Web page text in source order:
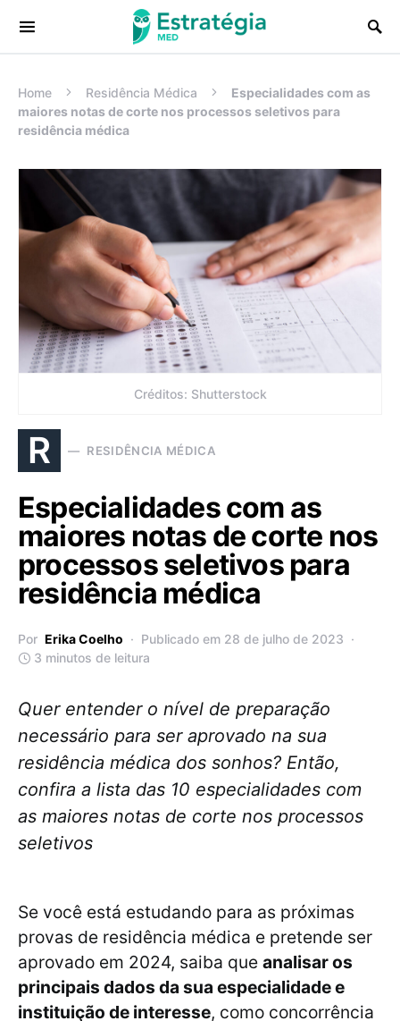
Procurar:
Home Residência Médica
Especialidades com as
maiores notas de corte nos processos seletivos para
residência médica
Créditos: Shutterstock
R RESIDÊNCIA MÉDICA
Especialidades com as
maiores notas de corte nos
processos seletivos para
residência médica
Por Erika Coelho
Publicado em 28 de julho de 2023
3 minutos de leitura
Quer entender o nível de preparação
necessário para ser aprovado na sua
residência médica dos sonhos? Então,
confira a lista das 10 especialidades com
as maiores notas de corte nos processos
seletivos
Se você está estudando para as próximas
provas de residência médica e pretende ser
aprovado em 2024, saiba que analisar os
principais dados da sua especialidade e
instituição de interesse, como concorrência